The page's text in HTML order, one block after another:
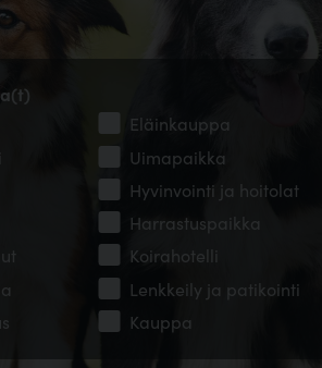
Eläinkauppa
Uimapaikka
Hyvinvointi ja hoitolat
Harrastuspaikka
Koirahotelli
Lenkkeily ja patikointi
Kauppa